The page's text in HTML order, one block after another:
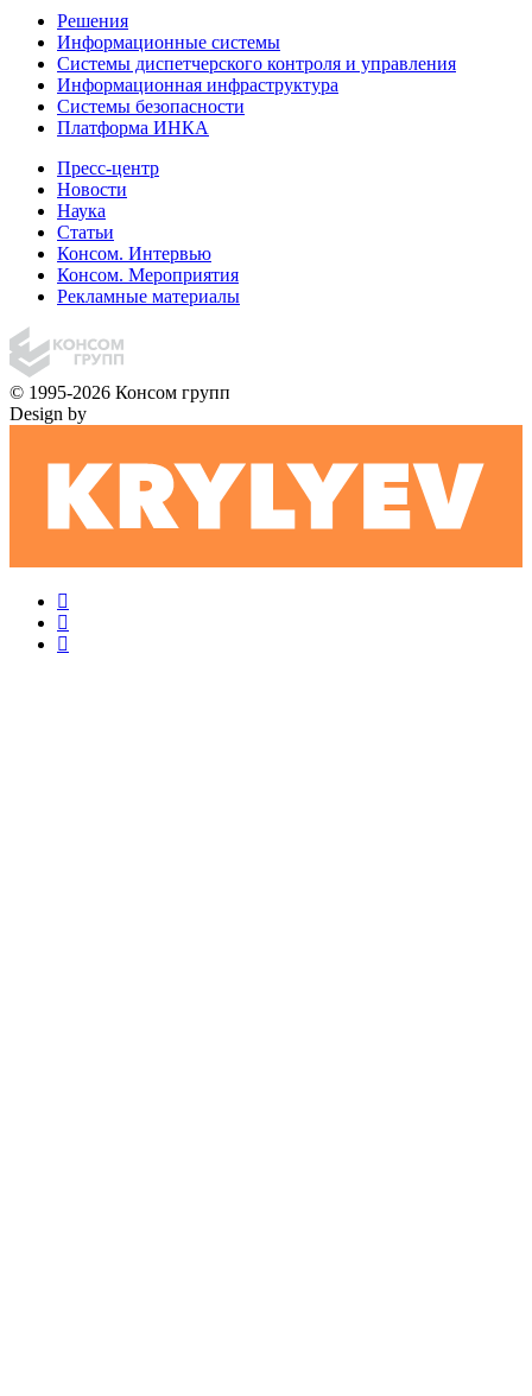
Решения
Информационные системы
Системы диспетчерского контроля и управления
Информационная инфраструктура
Системы безопасности
Платформа ИНКА
Пресс-центр
Новости
Наука
Статьи
Консом. Интервью
Консом. Мероприятия
Рекламные материалы
© 1995-2026 Консом групп
Design by